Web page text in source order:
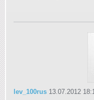
lev_100rus 13.07.2012